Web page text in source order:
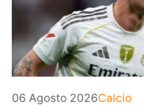
06 Agosto 2026Categorie
Calcio